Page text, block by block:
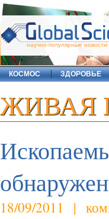
научно-популярные новости
КОСМОС ЗДОРОВЬЕ
ЖИВАЯ
18/09/2011 |